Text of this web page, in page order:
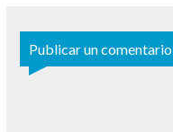
Publicar un comentario